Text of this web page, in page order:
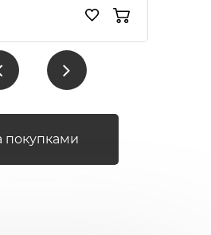
покупками